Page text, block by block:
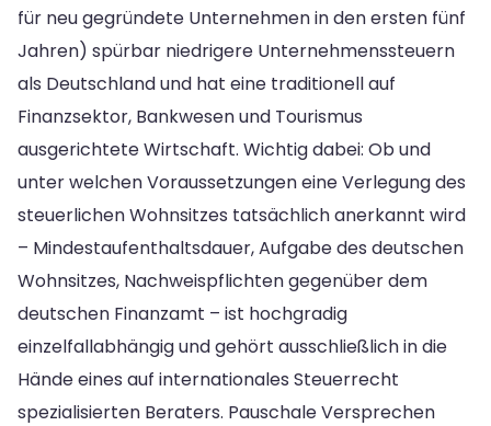
für neu gegründete Unternehmen in den ersten fünf
Jahren) spürbar niedrigere Unternehmenssteuern
als Deutschland und hat eine traditionell auf
Finanzsektor, Bankwesen und Tourismus
ausgerichtete Wirtschaft. Wichtig dabei: Ob und
unter welchen Voraussetzungen eine Verlegung des
steuerlichen Wohnsitzes tatsächlich anerkannt wird
– Mindestaufenthaltsdauer, Aufgabe des deutschen
Wohnsitzes, Nachweispflichten gegenüber dem
deutschen Finanzamt – ist hochgradig
einzelfallabhängig und gehört ausschließlich in die
Hände eines auf internationales Steuerrecht
spezialisierten Beraters. Pauschale Versprechen